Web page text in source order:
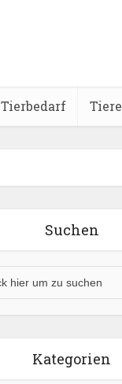
Tierbedarf Tiere
Suchen
Kategorien